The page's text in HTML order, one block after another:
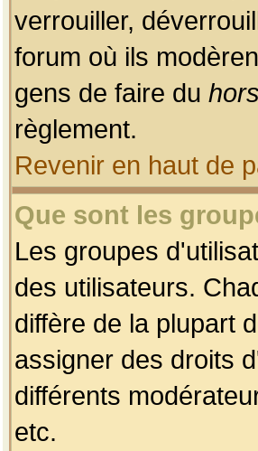
verrouiller,
forum où ils
gens de faire du
règlement.
Revenir en haut de
Que sont les
Les groupes
des utilisateurs.
diffère de la plupart
assigner des droits
différents
etc.